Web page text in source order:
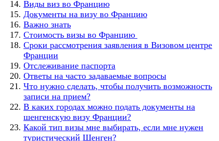
Виды виз во Францию
Документы на визу во Францию
Важно знать
Стоимость визы во Францию
Сроки рассмотрения заявления в Визовом центре
Франции
Отслеживание паспорта
Ответы на часто задаваемые вопросы
Что нужно сделать, чтобы получить возможность
записи на прием?
В каких городах можно подать документы на
шенгенскую визу Франции?
Какой тип визы мне выбирать, если мне нужен
туристический Шенген?